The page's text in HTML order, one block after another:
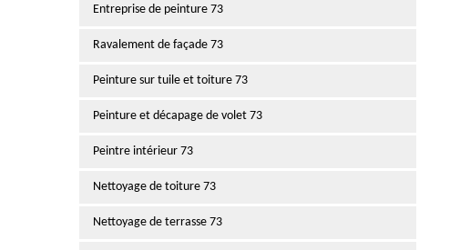
Entreprise de peinture 73
Ravalement de façade 73
Peinture sur tuile et toiture 73
Peinture et décapage de volet 73
Peintre intérieur 73
Nettoyage de toiture 73
Nettoyage de terrasse 73